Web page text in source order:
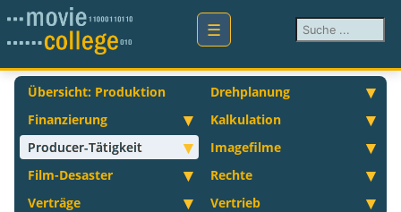
Suchen ...
Übersicht: Produktion
Drehplanung
Finanzierung
Kalkulation
Producer-Tätigkeit
Imagefilme
Film-Desaster
Rechte
Verträge
Vertrieb